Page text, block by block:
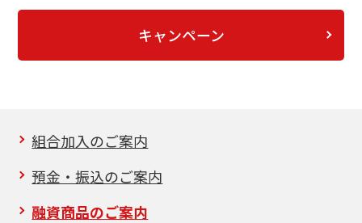
キャンペーン
組合加入のご案内
預金・振込のご案内
融資商品のご案内